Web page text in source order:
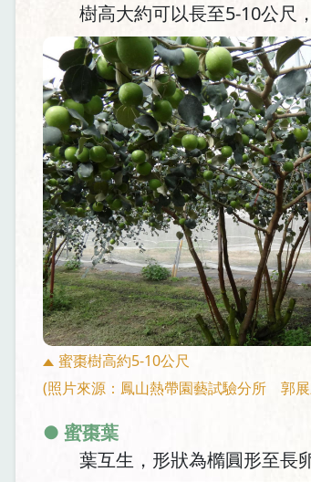
樹高大約可以長至5-10公尺
蜜棗樹高約5-10公尺
(照片來源：鳳山熱帶園藝試驗分所 郭
● 蜜棗葉
葉互生，形狀為橢圓形至長